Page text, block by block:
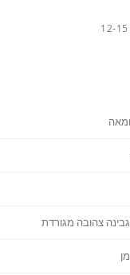
12-15